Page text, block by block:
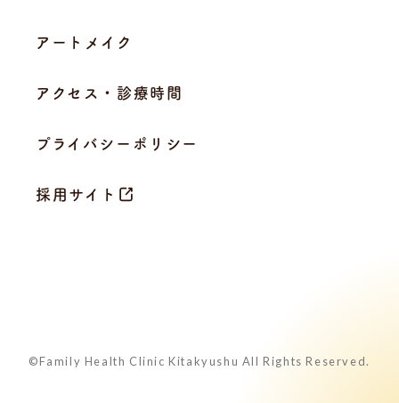
アートメイク
アクセス・診療時間
プライバシーポリシー
採用サイト
©Family Health Clinic Kitakyushu All Rights Reserved.